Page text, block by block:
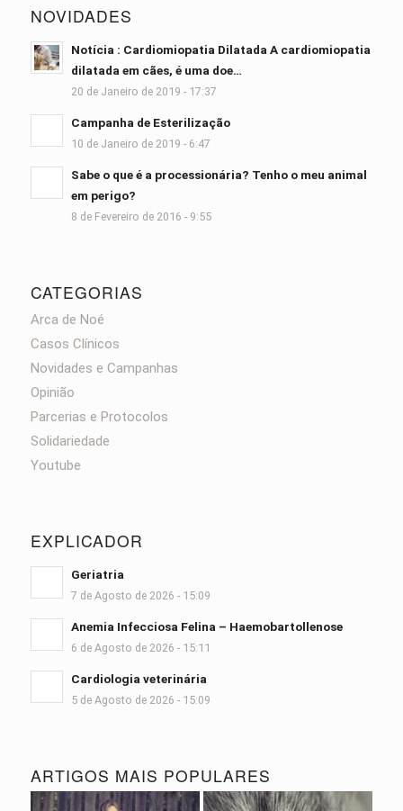
NOVIDADES
Notícia : Cardiomiopatia Dilatada A cardiomiopatia
dilatada em cães, é uma doe…
20 de Janeiro de 2019 - 17:37
Campanha de Esterilização
10 de Janeiro de 2019 - 6:47
Sabe o que é a processionária? Tenho o meu animal
em perigo?
8 de Fevereiro de 2016 - 9:55
CATEGORIAS
Arca de Noé
Casos Clínicos
Novidades e Campanhas
Opinião
Parcerias e Protocolos
Solidariedade
Youtube
EXPLICADOR
Geriatria
7 de Agosto de 2026 - 15:09
Anemia Infecciosa Felina – Haemobartollenose
6 de Agosto de 2026 - 15:11
Cardiologia veterinária
5 de Agosto de 2026 - 15:09
ARTIGOS MAIS POPULARES